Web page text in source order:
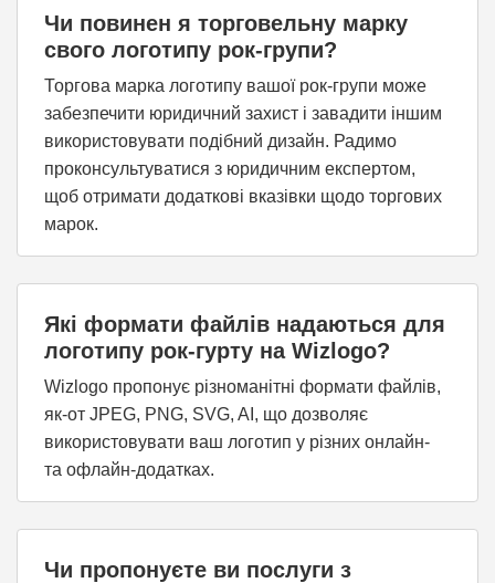
Чи повинен я торговельну марку
свого логотипу рок-групи?
Торгова марка логотипу вашої рок-групи може
забезпечити юридичний захист і завадити іншим
використовувати подібний дизайн. Радимо
проконсультуватися з юридичним експертом,
щоб отримати додаткові вказівки щодо торгових
марок.
Які формати файлів надаються для
логотипу рок-гурту на Wizlogo?
Wizlogo пропонує різноманітні формати файлів,
як-от JPEG, PNG, SVG, AI, що дозволяє
використовувати ваш логотип у різних онлайн-
та офлайн-додатках.
Чи пропонуєте ви послуги з